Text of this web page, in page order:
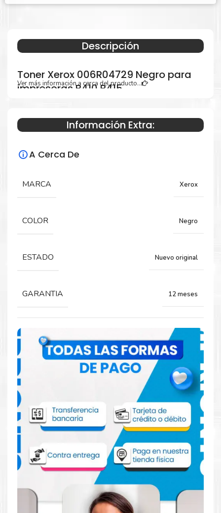
Descripción
Toner Xerox 006R04729 Negro para
impresoras B410 B415
Especificaciones Técnicas
Para impresoras:
B410 ,B415.
Comprar Toner Xerox 006R04729 Negro
para impresoras B410 B415
Aprovecha nuestra experiencia y atención para adquirir tus
productos. Tenemos promociones todos los dias. Escríbenos o
visítanos hoy para encontrar la solución perfecta para tu
impresora
Xerox, como el
Toner Xerox 006R04729 Negro
para impresoras B410 B415
Dónde comprar Toner para impresoras
Xerox B410 B415 en Lima o para provincia
Tienda autorizada por Xerox. Descubre la mejor manera de
abastecerte de
Toner Xerox 006R04729 Negro para
Ver más información a cerca del producto...
Información Extra:
A Cerca De
MARCA Xerox
COLOR Negro
ESTADO Nuevo original
GARANTIA 12 meses